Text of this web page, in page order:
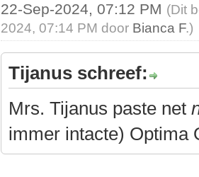
22-Sep-2024, 07:12 PM (Dit
2024, 07:14 PM door Bianca F.)
Tijanus schreef:
Mrs. Tijanus paste net
immer intacte) Optima